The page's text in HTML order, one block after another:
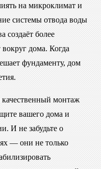
на микроклимат и
системы отвода воды
создаёт более
дома. Когда
фундаменту, дом
монтаж
вашего дома и
И не забудьте о
— они не только